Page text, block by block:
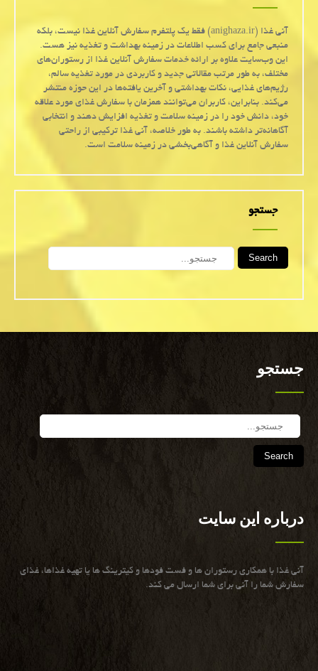
آنی غذا (anighaza.ir) فقط یک پلتفرم سفارش آنلاین غذا نیست، بلکه
منبعی جامع برای کسب اطلاعات در زمینه بهداشت و تغذیه نیز هست.
این وب‌سایت علاوه بر ارائه خدمات سفارش آنلاین غذا از رستوران‌های
مختلف، به طور مرتب مقالاتی جدید و کاربردی در مورد تغذیه سالم،
رژیم‌های غذایی، نکات بهداشتی و آخرین یافته‌ها در این حوزه منتشر
می‌کند. بنابراین، کاربران می‌توانند همزمان با سفارش غذای مورد علاقه
خود، دانش خود را در زمینه سلامت و تغذیه افزایش دهند و انتخابی
آگاهانه‌تر داشته باشند. به طور خلاصه، آنی غذا ترکیبی از راحتی
سفارش آنلاین غذا و آگاهی‌بخشی در زمینه سلامت است.
جستجو
Search
جستجو
درباره این سایت
آنی غذا با همكاری رستوران ها و فست فودها و كیترینگ ها یا تهیه غذاها، غذای
سفارش شما را آنی برای شما ارسال می كند.